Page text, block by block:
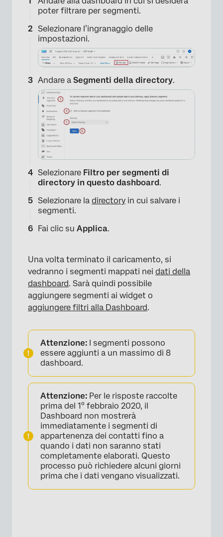
poter filtrare per segmenti.
Selezionare l’ingranaggio delle
impostazioni.
Andare a Segmenti della directory.
×
Selezionare Filtro per segmenti di
directory in questo dashboard.
Selezionare la directory in cui salvare i
segmenti.
Fai clic su Applica.
Una volta terminato il caricamento, si
vedranno i segmenti mappati nei dati della
dashboard. Sarà quindi possibile
aggiungere segmenti ai widget o
aggiungere filtri alla Dashboard.
Attenzione: I segmenti possono
essere aggiunti a un massimo di 8
dashboard.
Attenzione: Per le risposte raccolte
prima del 1° febbraio 2020, il
Dashboard non mostrerà
immediatamente i segmenti di
appartenenza dei contatti fino a
quando i dati non saranno stati
completamente elaborati. Questo
processo può richiedere alcuni giorni
prima che i dati vengano visualizzati.